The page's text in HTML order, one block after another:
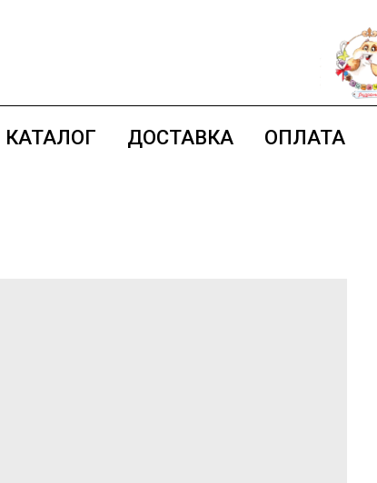
КАТАЛОГ ДОСТАВКА ОПЛАТА